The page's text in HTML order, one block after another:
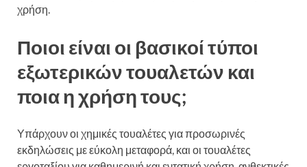
χρήση.
Ποιοι είναι οι βασικοί τύποι
εξωτερικών τουαλετών και
ποια η χρήση τους;
Υπάρχουν οι χημικές τουαλέτες για προσωρινές
εκδηλώσεις με εύκολη μεταφορά, και οι τουαλέτες